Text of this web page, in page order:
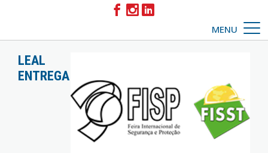
MENU
LEAL
ENTREGA